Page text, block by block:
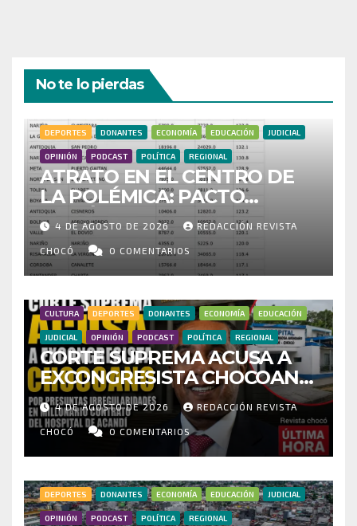
No te lo pierdas
DEPORTES DONANTES ECONOMÍA EDUCACIÓN JUDICIAL
OPINIÓN PODCAST POLÍTICA REGIONAL
ATRATO EN EL CENTRO DE
LA POLÉMICA: PACTO
HISTÓRICO CUESTIONA
CENSO ELECTORAL Y PIDE
INVESTIGAR PRESUNTO
FRAUDE
4 DE AGOSTO DE 2026 REDACCIÓN REVISTA
CHOCÓ 0 COMENTARIOS
CULTURA DEPORTES DONANTES ECONOMÍA EDUCACIÓN
JUDICIAL OPINIÓN PODCAST POLÍTICA REGIONAL
CORTE SUPREMA ACUSA A
EXCONGRESISTA CHOCOANO
POR PRESUNTAS
IRREGULARIDADES EN
MILLONARIO CONTRATO DEL
HOSPITAL DE ACANDÍ
4 DE AGOSTO DE 2026 REDACCIÓN REVISTA
CHOCÓ 0 COMENTARIOS
DEPORTES DONANTES ECONOMÍA EDUCACIÓN JUDICIAL
OPINIÓN PODCAST POLÍTICA REGIONAL